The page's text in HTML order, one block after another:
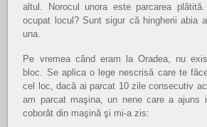
altul. Norocul unora este parcarea
ocupat locul? Sunt sigur că hingherii abia
una.
Pe vremea când eram la Oradea, nu
bloc. Se aplica o lege nescrisă care te
cel loc, dacă ai parcat 10 zile consecutiv
am parcat maşina, un nene care a ajuns
coborât din maşină şi mi-a zis: